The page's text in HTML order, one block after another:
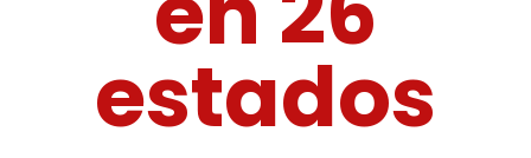
estados